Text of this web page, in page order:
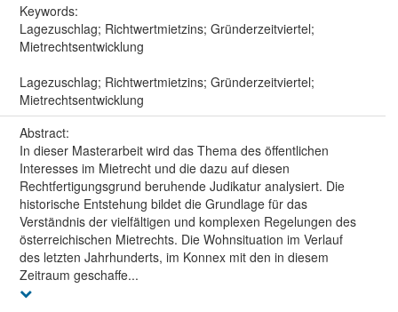
Keywords:
Lagezuschlag; Richtwertmietzins; Gründerzeitviertel;
Mietrechtsentwicklung
Lagezuschlag; Richtwertmietzins; Gründerzeitviertel;
Mietrechtsentwicklung
Abstract:
In dieser Masterarbeit wird das Thema des öffentlichen
Interesses im Mietrecht und die dazu auf diesen
Rechtfertigungsgrund beruhende Judikatur analysiert. Die
historische Entstehung bildet die Grundlage für das
Verständnis der vielfältigen und komplexen Regelungen des
österreichischen Mietrechts. Die Wohnsituation im Verlauf
des letzten Jahrhunderts, im Konnex mit den in diesem
Zeitraum geschaffe...